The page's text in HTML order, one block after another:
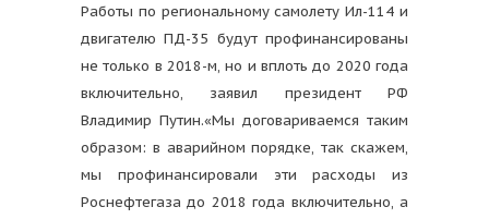
Работы по региональному самолету Ил-114 и
двигателю ПД-35 будут профинансированы
не только в 2018-м, но и вплоть до 2020 года
включительно, заявил президент РФ
Владимир Путин.«Мы договариваемся таким
образом: в аварийном порядке, так скажем,
мы профинансировали эти расходы из
Роснефтегаза до 2018 года включительно, а